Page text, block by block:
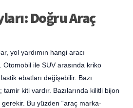
Doğru Araç
yol yardımın hangi aracı
ile SUV arasında kriko
ebatları değişebilir. Bazı
kiti vardır. Bazılarında kilitli bijon
Bu yüzden “araç marka-